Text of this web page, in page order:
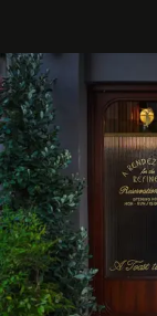
tematik
Paylaşıma,
akşamlar, YAZ’ın
geceye